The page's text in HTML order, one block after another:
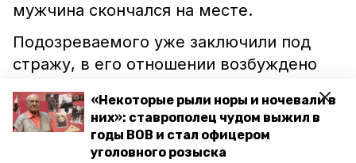
«Некоторые рыли норы и ночевали в
них»: ставрополец чудом выжил в
годы ВОВ и стал офицером
уголовного розыска
мужчина скончался на месте.
Подозреваемого уже заключили под
стражу, в его отношении возбуждено
Место происшествия уже было
осмотрено, с него изъяли
вещественные доказательства. В СУ